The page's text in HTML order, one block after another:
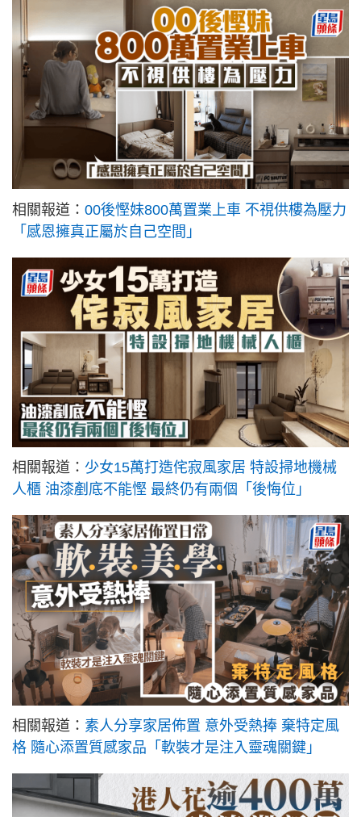
相關報道： 00後慳妹800萬置業上車 不視供樓為壓力
「感恩擁真正屬於自己空間」
相關報道： 少女15萬打造侘寂風家居 特設掃地機械
人櫃 油漆剷底不能慳 最終仍有兩個「後悔位」
相關報道： 素人分享家居佈置 意外受熱捧 棄特定風
格 隨心添置質感家品「軟裝才是注入靈魂關鍵」